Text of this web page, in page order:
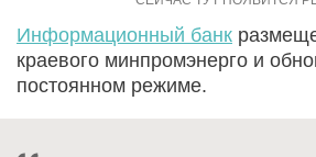
Информационный банк
краевого минпромэнерго и
постоянном режиме.